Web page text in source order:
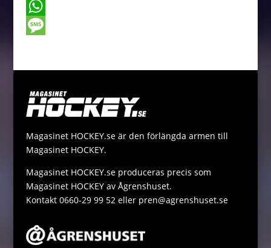
b
o
s
e
r
t
m
a
C
o
i
k
W
s
p
s
g
Magasinet HOCKEY.se är den förlängda armen till
Magasinet HOCKEY.
Magasinet HOCKEY.se produceras precis som
Magasinet HOCKEY av Ågrenshuset.
Kontakt 0660-29 99 52 eller pren@agrenshuset.se